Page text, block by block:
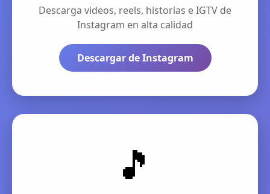
Descarga videos, reels, historias e IGTV de
Instagram en alta calidad
Descargar de Instagram
🎵